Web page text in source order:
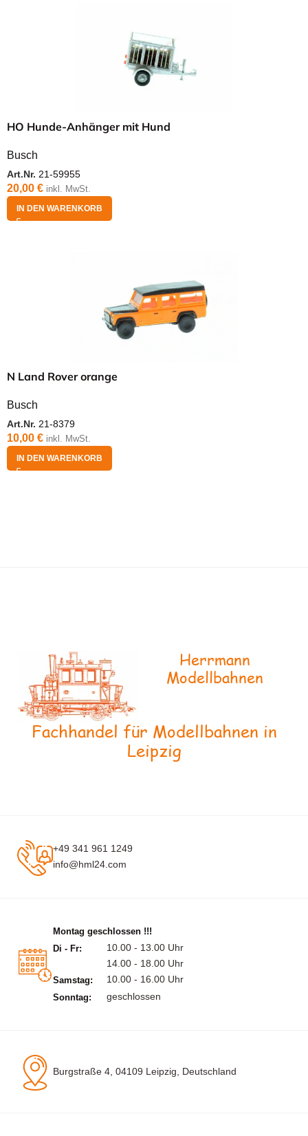
HO Hunde-Anhänger mit Hund
Busch
Art.Nr. 21-59955
20,00 € inkl. MwSt.
IN DEN WARENKORB
N Land Rover orange
Busch
Art.Nr. 21-8379
10,00 € inkl. MwSt.
IN DEN WARENKORB
Herrmann
Modellbahnen
Fachhandel für Modellbahnen in
Leipzig
+49 341 961 1249
info@hml24.com
Montag geschlossen !!!
Di - Fr:
10.00 - 13.00 Uhr
14.00 - 18.00 Uhr
Samstag: 10.00 - 16.00 Uhr
Sonntag: geschlossen
Burgstraße 4, 04109 Leipzig, Deutschland